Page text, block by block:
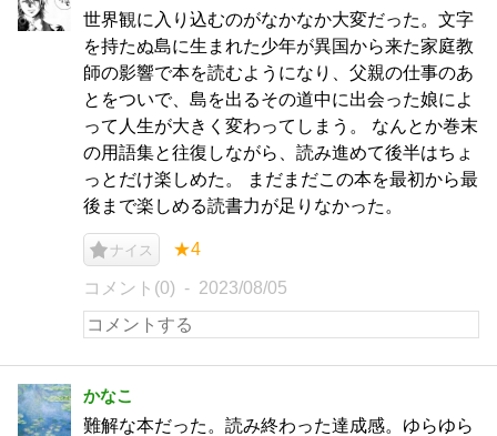
世界観に入り込むのがなかなか大変だった。文字
を持たぬ島に生まれた少年が異国から来た家庭教
師の影響で本を読むようになり、父親の仕事のあ
とをついで、島を出るその道中に出会った娘によ
って人生が大きく変わってしまう。 なんとか巻末
の用語集と往復しながら、読み進めて後半はちょ
っとだけ楽しめた。 まだまだこの本を最初から最
後まで楽しめる読書力が足りなかった。
ナイス ★4
コメント(0) 2023/08/05
かなこ
難解な本だった。読み終わった達成感。ゆらゆら